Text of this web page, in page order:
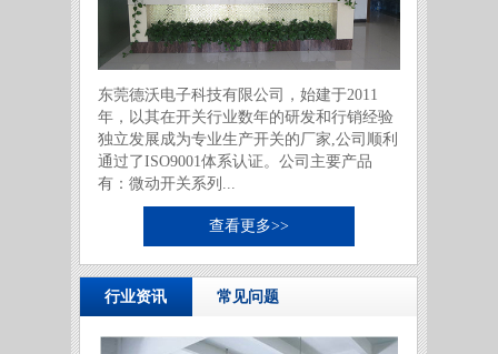
东莞德沃电子科技有限公司，始建于2011
年，以其在开关行业数年的研发和行销经验
独立发展成为专业生产开关的厂家,公司顺利
通过了ISO9001体系认证。公司主要产品
有：微动开关系列...
查看更多>>
行业资讯 常见问题